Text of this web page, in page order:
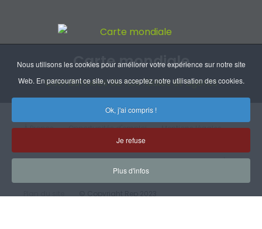
Nous utilisons les cookies pour améliorer votre expérience sur notre site
Web. En parcourant ce site, vous acceptez notre utilisation des cookies.
Ok, j'ai compris !
Je refuse
Plus d'infos
Carte mondiale
Coordonnées de nos filiales et agents
À Propos Opportunités d'emploi Mentions légales
RGPD Handicap CGV Certifications Plan d'accès